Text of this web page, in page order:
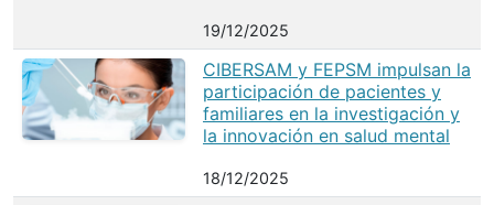
19/12/2025
CIBERSAM y FEPSM impulsan la
participación de pacientes y
familiares en la investigación y
la innovación en salud mental
18/12/2025